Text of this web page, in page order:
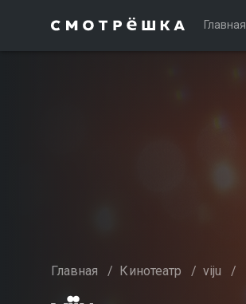
Главная
Главная / Кинотеатр / viju /